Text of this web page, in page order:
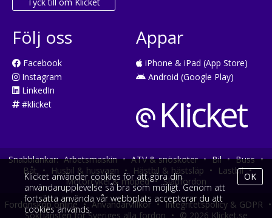
Följ oss
Facebook
Instagram
LinkedIn
#klicket
Appar
iPhone & iPad (App Store)
Android (Google Play)
Snabblänkar: Arbetsmaskin • ATV & snöskoter • Bil • Buss •
Båt • Husbil & husvagn • Hästbil & hästsläp • Lastbil •
Motorcykel & moped • Släpfordon
Fordonsköp online • Användarvillkor • Integritetspolicy & GDPR •
Söktjänsten för Sveriges alla fordon • © 2026 Klicket.se
Klicket använder cookies för att göra din
användarupplevelse så bra som möjligt. Genom att
fortsätta använda vår webbplats accepterar du att
cookies används.
OK